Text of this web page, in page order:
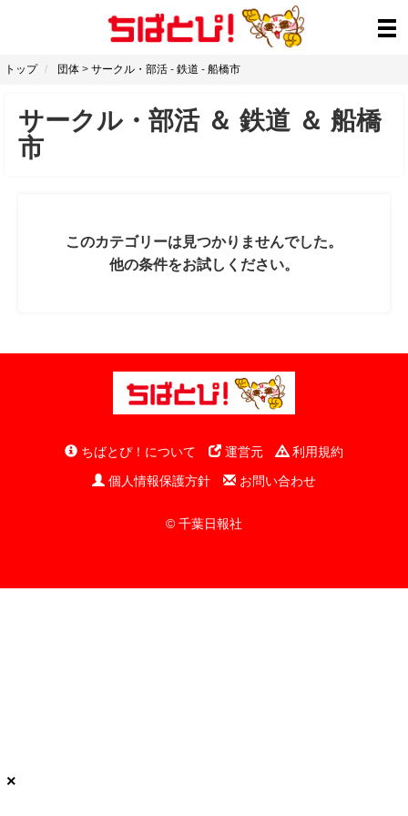
トップ 団体 > サークル・部活 - 鉄道 - 船橋市
サークル・部活＆ 鉄道 ＆ 船橋
市
このカテゴリーは見つかりませんでした。
他の条件をお試しください。
ちばとぴ！について 運営元
利用規約
個人情報保護方針
お問い合わせ
© 千葉日報社
×